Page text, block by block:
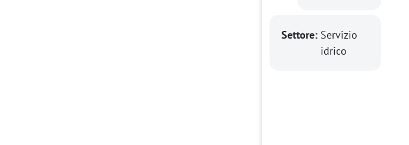
Settore: Servizio
idrico